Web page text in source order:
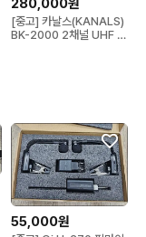
280,000원
[중고] 카날스(KANALS)
BK-2000 2채널 UHF 무
55,000원